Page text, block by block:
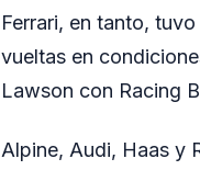
Ferrari, en tanto,
vueltas en
Lawson con Racing
Alpine, Audi, Haas y